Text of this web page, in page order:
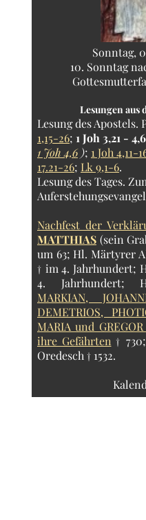
Sonntag,
10. Sonntag
Lesungen aus
Lesung des Apostels.
1,15-26; 1 Joh 3,21 - 4,6
1 Joh 4,6); 1 Joh 4,11-
17.21-26; Lk 9,1-6.
Lesung des Tages.
Nachfest der
MATTHIAS (sein
um 63; Hl. Märtyrer
† im 4. Jahrhundert;
4. Jahrhundert;
MARKIAN,
DEMETRIOS,
MARIA und
ihre Gefährten †
Oredesch † 1532.